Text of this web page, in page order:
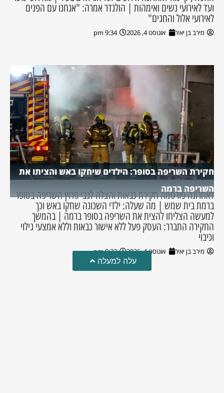
ועד לאירועי נשים ואימהות | הולנדר אמרה: "אנחנו עם הפנים
לאירועי אלול והחגים"
מירב בן יאיר אוגוסט 4, 2026 9:34 pm
חקירת השריפה בסופר: הילדים שיחקו באש והציתו את
השריפה ברמה
לאחרונה פורסמה חקירת כבאות והצלה לגבי פרוץ השריפה בסופר
ברמת בית שמש | מה שעלה: ילדי השכונה שחקו באש וכך
למעשה הצליחו להצית את השריפה בסופר ברמה | בהמשך
החקירה התברר: העסק פעל ללא אישור כבאות וללא אמצעי גילוי
וכיבוי
מירב בן יאיר אוגוסט 4, 2026 9:33 pm
עלה למעלה